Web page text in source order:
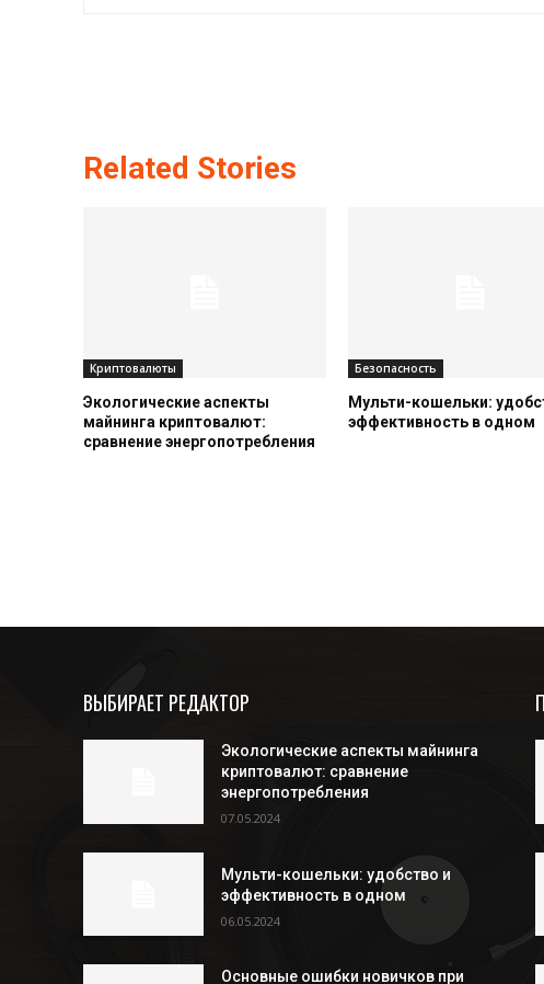
Related Stories
Криптовалюты
Экологические аспекты
майнинга криптовалют:
сравнение энергопотребления
Безопасность
Мульти-кошельки:
эффективность в одном
ВЫБИРАЕТ РЕДАКТОР
Экологические аспекты майнинга
криптовалют: сравнение
энергопотребления
07.05.2024
Мульти-кошельки: удобство и
эффективность в одном
06.05.2024
Основные ошибки новичков при